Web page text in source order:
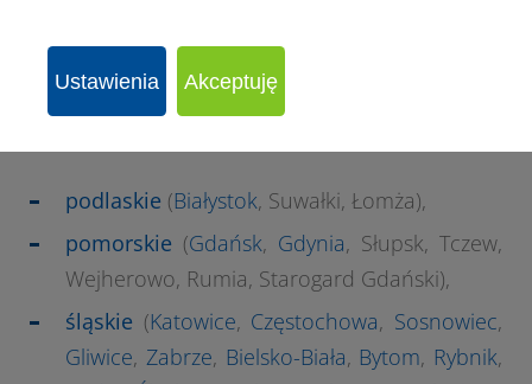
Przemyśl, Mielec, Tarnobrzeg, Krosno,
podlaskie (Białystok, Suwałki, Łomża),
pomorskie (Gdańsk, Gdynia, Słupsk, Tczew,
Wejherowo, Rumia, Starogard Gdański),
śląskie (Katowice, Częstochowa, Sosnowiec,
Gliwice, Zabrze, Bielsko-Biała, Bytom, Rybnik,
Ustawienia Akceptuję